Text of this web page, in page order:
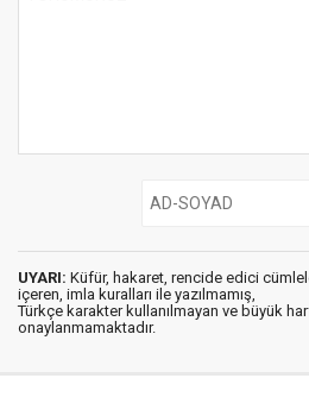
UYARI: Küfür, hakaret, rencide edici
içeren, imla kuralları ile yazılmamış,
Türkçe karakter kullanılmayan ve büyük
onaylanmamaktadır.